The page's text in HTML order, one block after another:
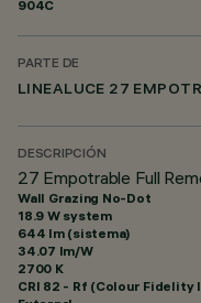
904C
PARTE DE
LINEALUCE 27
DESCRIPCIÓN
27 Empotrable Full
Wall Grazing No-Dot
18.9 W system
644 lm (sistema)
34.07 lm/W
2700 K
CRI 82 - Rf (Colour Fidelity